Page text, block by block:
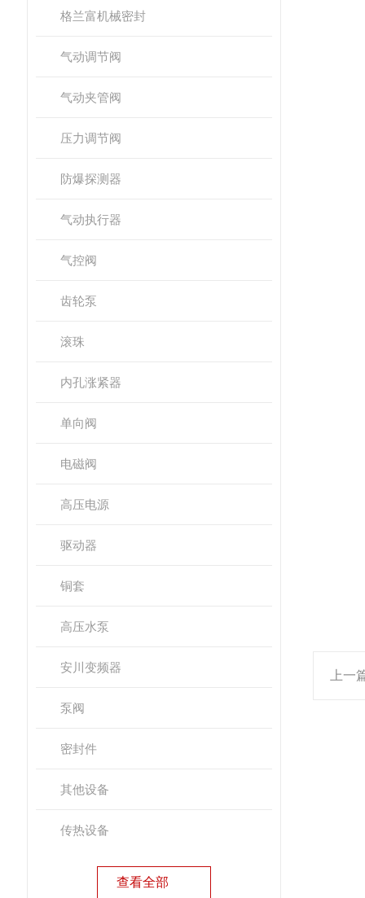
格兰富机械密封
气动调节阀
气动夹管阀
压力调节阀
防爆探测器
气动执行器
气控阀
齿轮泵
滚珠
内孔涨紧器
单向阀
电磁阀
高压电源
驱动器
铜套
高压水泵
安川变频器
泵阀
密封件
其他设备
传热设备
查看全部
上一